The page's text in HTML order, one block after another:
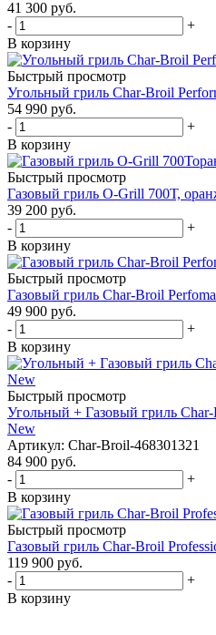
41 300 руб.
-
+
В корзину
Быстрый просмотр
Угольный гриль Char-Broil
54 990 руб.
-
+
В корзину
Быстрый просмотр
Газовый гриль O-Grill 700Т,
39 200 руб.
-
+
В корзину
Быстрый просмотр
Газовый гриль Char-Broil
49 900 руб.
-
+
В корзину
Быстрый просмотр
Угольный + Газовый гриль
New
Артикул: Char-Broil-468301321
84 900 руб.
-
+
В корзину
Быстрый просмотр
Газовый гриль Char-Broil
119 900 руб.
-
+
В корзину